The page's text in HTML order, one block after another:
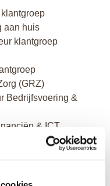
aan huis
klantgroep
(GRZ)
Bedrijfsvoering &
& ICT